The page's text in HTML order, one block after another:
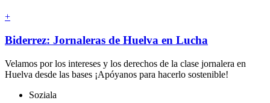
+
Biderrez: Jornaleras de Huelva en Lucha
Velamos por los intereses y los derechos de la clase jornalera en
Huelva desde las bases ¡Apóyanos para hacerlo sostenible!
Soziala